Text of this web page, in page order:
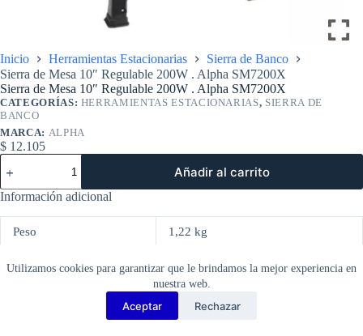
Utilizamos cookies para garantizar que le brindamos la mejor experiencia en
nuestra web.
Aceptar Rechazar
Inicio Herramientas Estacionarias
Sierra de Banco
Sierra de Mesa 10″ Regulable 200W . Alpha SM7200X
Sierra de Mesa 10″ Regulable 200W . Alpha SM7200X
CATEGORÍAS: HERRAMIENTAS ESTACIONARIAS, SIERRA DE
BANCO
MARCA: ALPHA
$ 12.105
Sierra
de
Mesa
10"
Regulable
200W
.
SM7200X
Añadir al carrito
Información adicional
Peso 1,22 kg
Copyright Barbosa Tools©